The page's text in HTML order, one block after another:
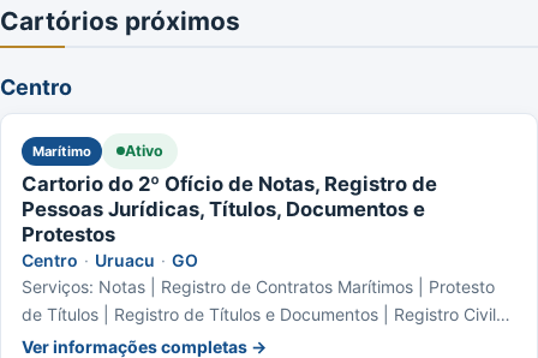
Cartórios próximos
Centro
Marítimo Ativo
Cartorio do 2º Ofício de Notas, Registro de
Pessoas Jurídicas, Títulos, Documentos e
Protestos
Centro · Uruacu · GO
Serviços: Notas | Registro de Contratos Marítimos | Protesto
de Títulos | Registro de Títulos e Documentos | Registro Civil
das Pessoas Jurídicas
Ver informações completas →